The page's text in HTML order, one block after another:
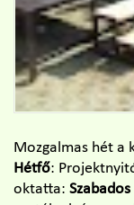
Mozgalmas hét a
Hétfő:
oktatta: